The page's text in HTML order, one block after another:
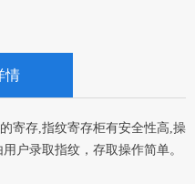
寄存,指纹寄存柜有安全性高,操
户录取指纹，存取操作简单。
情